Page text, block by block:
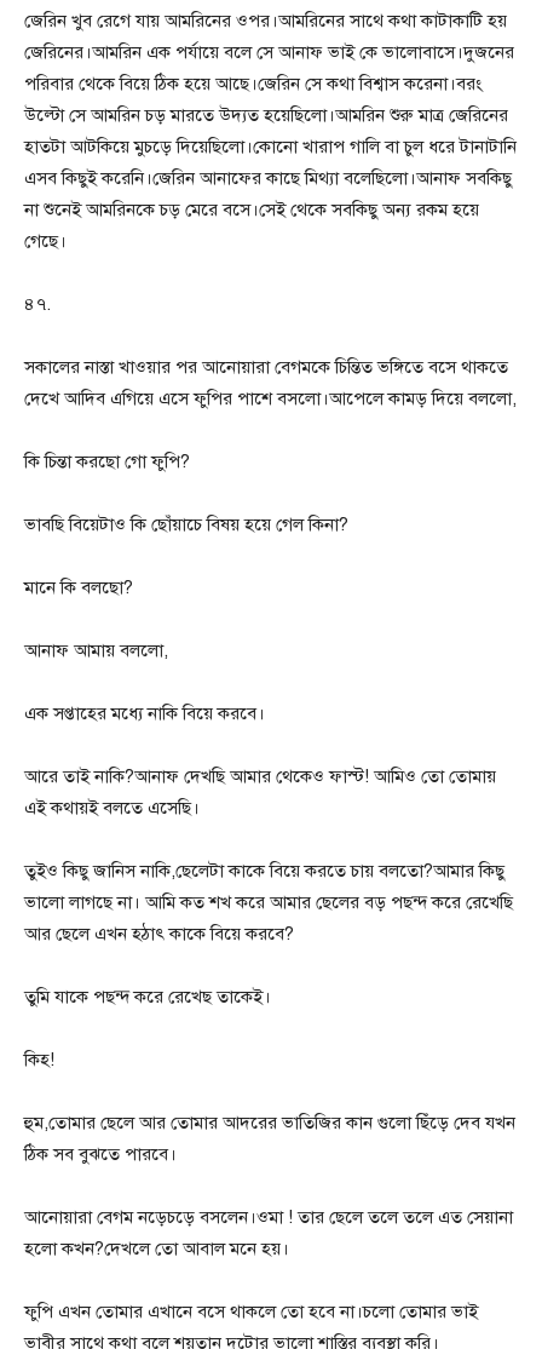
জেরিন খুব রেগে যায় আমরিনের ওপর।আমরিনের সাথে কথা কাটাকাটি হয়
জেরিনের।আমরিন এক পর্যায়ে বলে সে আনাফ ভাই কে ভালোবাসে।দুজনের
পরিবার থেকে বিয়ে ঠিক হয়ে আছে।জেরিন সে কথা বিশ্বাস করেনা।বরং
উল্টো সে আমরিন চড় মারতে উদ্যত হয়েছিলো।আমরিন শুরু মাত্র জেরিনের
হাতটা আটকিয়ে মুচড়ে দিয়েছিলো।কোনো খারাপ গালি বা চুল ধরে টানাটানি
এসব কিছুই করেনি।জেরিন আনাফের কাছে মিথ্যা বলেছিলো।আনাফ সবকিছু
না শুনেই আমরিনকে চড় মেরে বসে।সেই থেকে সবকিছু অন্য রকম হয়ে
গেছে।
৪৭.
সকালের নাস্তা খাওয়ার পর আনোয়ারা বেগমকে চিন্তিত ভঙ্গিতে বসে থাকতে
দেখে আদিব এগিয়ে এসে ফুপির পাশে বসলো।আপেলে কামড় দিয়ে বললো,
কি চিন্তা করছো গো ফুপি?
ভাবছি বিয়েটাও কি ছোঁয়াচে বিষয় হয়ে গেল কিনা?
মানে কি বলছো?
আনাফ আমায় বললো,
এক সপ্তাহের মধ্যে নাকি বিয়ে করবে।
আরে তাই নাকি?আনাফ দেখছি আমার থেকেও ফাস্ট! আমিও তো তোমায়
এই কথায়ই বলতে এসেছি।
তুইও কিছু জানিস নাকি,ছেলেটা কাকে বিয়ে করতে চায় বলতো?আমার কিছু
ভালো লাগছে না। আমি কত শখ করে আমার ছেলের বড় পছন্দ করে রেখেছি
আর ছেলে এখন হঠাৎ কাকে বিয়ে করবে?
তুমি যাকে পছন্দ করে রেখেছ তাকেই।
কিহ!
হুম,তোমার ছেলে আর তোমার আদরের ভাতিজির কান গুলো ছিঁড়ে দেব যখন
ঠিক সব বুঝতে পারবে।
আনোয়ারা বেগম নড়েচড়ে বসলেন।ওমা ! তার ছেলে তলে তলে এত সেয়ানা
হলো কখন?দেখলে তো আবাল মনে হয়।
ফুপি এখন তোমার এখানে বসে থাকলে তো হবে না।চলো তোমার ভাই
ভাবীর সাথে কথা বলে শয়তান দুটোর ভালো শাস্তির ব্যবস্থা করি।